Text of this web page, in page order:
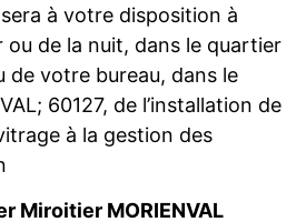
à votre disposition à
de la nuit, dans le quartier
de votre bureau, dans le
60127, de l’installation de
à la gestion des
Miroitier MORIENVAL